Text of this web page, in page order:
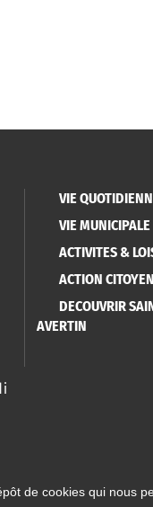
VIE
VIE MUNICIPALE
ACTIVITES &
ACTION
DECOUVRIR
AVERTIN
de cookies qui nous